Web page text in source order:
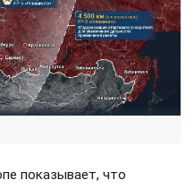
показывает, что